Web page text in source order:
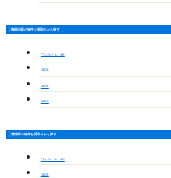
御器所駅の物件を間取りから探す
ワンルーム・1K
1LDK
2LDK
3LDK
荒畑駅の物件を間取りから探す
ワンルーム・1K
1LDK